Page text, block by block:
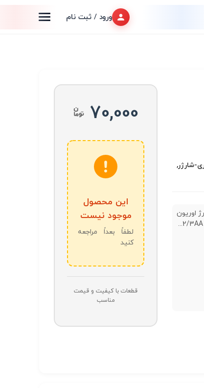
ورود / ثبت نام
شارژر,
اوریون
70,000
این محصول
موجود نیست
لطفاً بعداً مراجعه
کنید
قطعات با کیفیت و قیمت
مناسب